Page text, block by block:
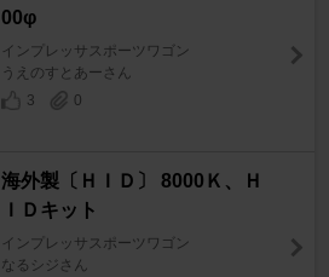
00φ
インプレッサスポーツワゴン
うえのすとあーさん
3
0
海外製〔ＨＩＤ〕 8000Ｋ、Ｈ
ＩＤキット
インプレッサスポーツワゴン
なるシジさん